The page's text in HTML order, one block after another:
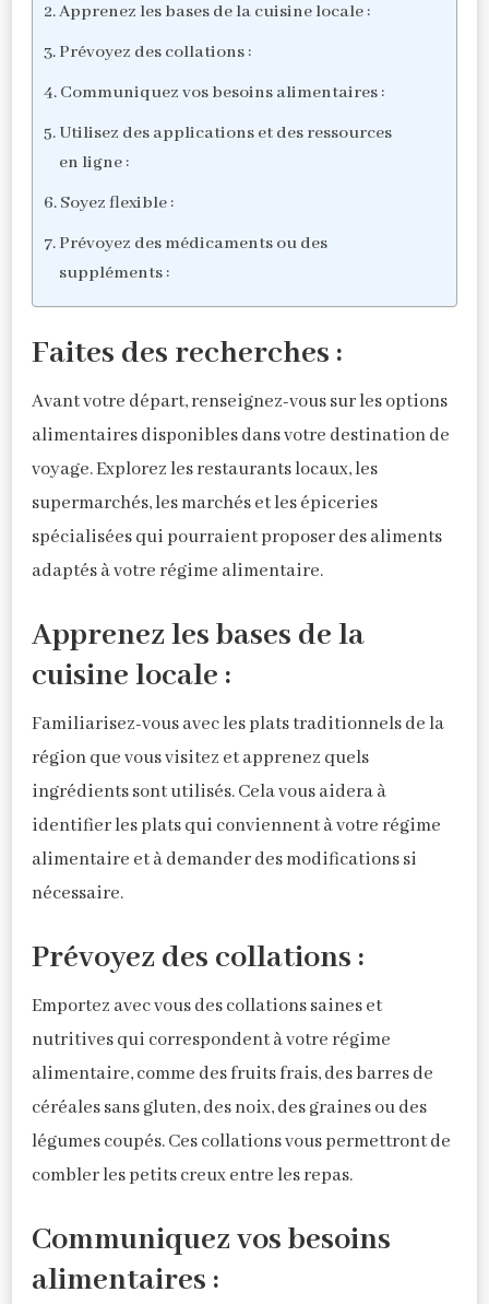
Apprenez les bases de la cuisine locale :
Prévoyez des collations :
Communiquez vos besoins alimentaires :
Utilisez des applications et des ressources
en ligne :
Soyez flexible :
Prévoyez des médicaments ou des
suppléments :
Faites des recherches :
Avant votre départ, renseignez-vous sur les options
alimentaires disponibles dans votre destination de
voyage. Explorez les restaurants locaux, les
supermarchés, les marchés et les épiceries
spécialisées qui pourraient proposer des aliments
adaptés à votre régime alimentaire.
Apprenez les bases de la
cuisine locale :
Familiarisez-vous avec les plats traditionnels de la
région que vous visitez et apprenez quels
ingrédients sont utilisés. Cela vous aidera à
identifier les plats qui conviennent à votre régime
alimentaire et à demander des modifications si
nécessaire.
Prévoyez des collations :
Emportez avec vous des collations saines et
nutritives qui correspondent à votre régime
alimentaire, comme des fruits frais, des barres de
céréales sans gluten, des noix, des graines ou des
légumes coupés. Ces collations vous permettront de
combler les petits creux entre les repas.
Communiquez vos besoins
alimentaires :